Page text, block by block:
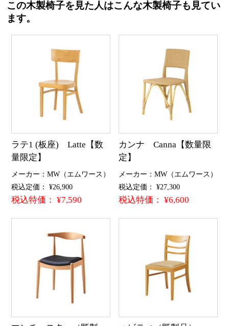
この木製椅子を見た人はこんな木製椅子も見てい
ます。
ラテ1 (板座) Latte【数
量限定】
メーカー：MW（エムワース）
税込定価： ¥26,900
税込特価： ¥7,590
カンナ Canna【数量限
定】
メーカー：MW（エムワース）
税込定価： ¥27,300
税込特価： ¥6,600